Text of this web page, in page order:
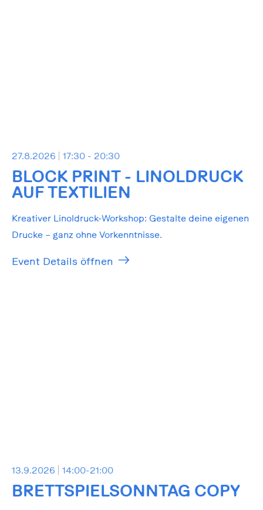
27.8.2026 17:30 - 20:30
BLOCK PRINT - LINOLDRUCK
AUF TEXTILIEN
Kreativer Linoldruck-Workshop: Gestalte deine eigenen
Drucke – ganz ohne Vorkenntnisse.
Event Details öffnen
13.9.2026 14:00-21:00
BRETTSPIELSONNTAG COPY